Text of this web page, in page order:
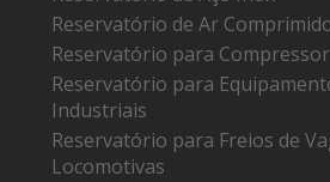
Reservatório de Ar
Reservatório para
Reservatório para
Industriais
Reservatório para Freios de
Locomotivas